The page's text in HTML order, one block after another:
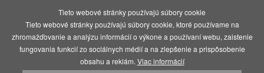
Tieto webové stránky používajú súbory cookie
Tieto webové stránky používajú súbory cookie, ktoré používame na
zhromažďovanie a analýzu informácií o výkone a používaní webu, zaistenie
fungovania funkcií zo sociálnych médií a na zlepšenie a prispôsobenie
obsahu a reklám. Viac informácií